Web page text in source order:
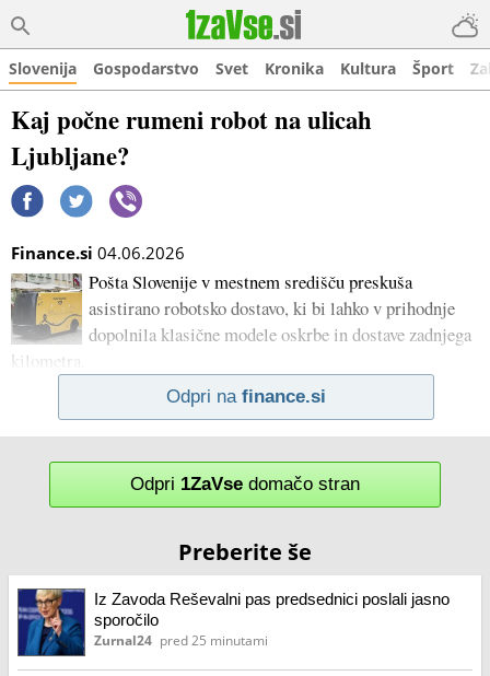
Slovenija Gospodarstvo Svet Kronika Kultura Šport
Kaj počne rumeni robot na ulicah
Ljubljane?
Finance.si 04.06.2026
Pošta Slovenije v mestnem središču preskuša
asistirano robotsko dostavo, ki bi lahko v prihodnje
dopolnila klasične modele oskrbe in dostave zadnjega
kilometra.
Odpri na finance.si
Odpri 1ZaVse domačo stran
Preberite še
Iz Zavoda Reševalni pas predsednici poslali jasno
sporočilo
Zurnal24 pred 25 minutami